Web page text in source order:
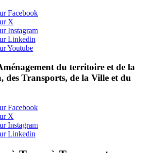
Facebook
X
Instagram
Linkedin
Youtube
du territoire et de la
des Transports, de la Ville et du
Facebook
X
Instagram
Linkedin